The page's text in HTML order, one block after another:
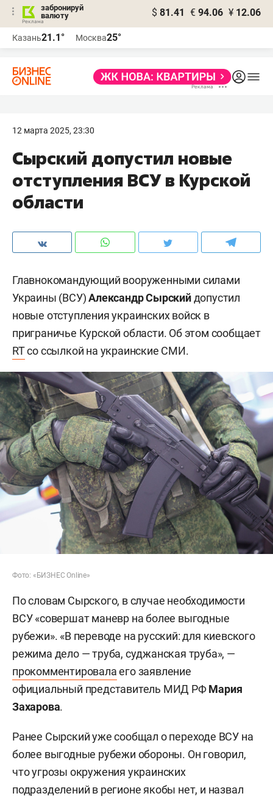
забронируй
валюту
$ 81.41 € 94.06 ¥ 12.06
Казань21.1° Москва25°
12 марта 2025, 23:30
Сырский допустил новые
отступления ВСУ в Курской
области
Главнокомандующий вооруженными силами
Украины (ВСУ)Александр Сырскийдопустил
новые отступления украинских войск в
приграничье Курской области. Об этом сообщает
RTсо ссылкой на украинские СМИ.
Фото: «БИЗНЕС Online»
По словам Сырского, в случае необходимости
ВСУ «совершат маневр на более выгодные
рубежи». «В переводе на русский: для киевского
режима дело — труба, суджанская труба», —
прокомментировалаего заявление
официальный представитель МИД РФМария
Захарова.
Ранее Сырский уже сообщал о переходе ВСУ на
более выгодные рубежи обороны. Он говорил,
что угрозы окружения украинских
подразделений в регионе якобы нет, и назвал